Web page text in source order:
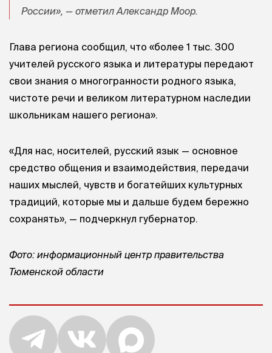
России», — отметил Александр Моор.
Глава региона сообщил, что «более 1 тыс. 300
учителей русского языка и литературы передают
свои знания о многогранности родного языка,
чистоте речи и великом литературном наследии
школьникам нашего региона».
«Для нас, носителей, русский язык — основное
средство общения и взаимодействия, передачи
наших мыслей, чувств и богатейших культурных
традиций, которые мы и дальше будем бережно
сохранять», — подчеркнул губернатор.
Фото: информационный центр правительства
Тюменской области